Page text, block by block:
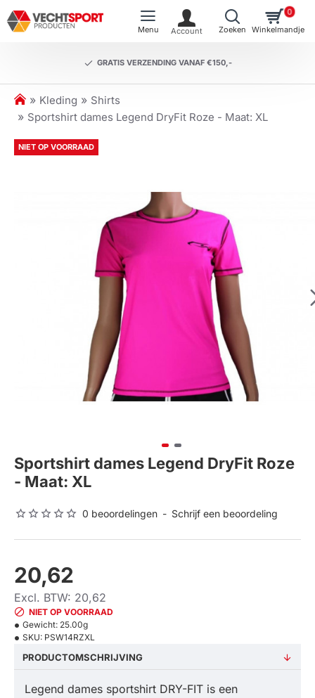
GRATIS VERZENDING VANAF €150,-
0
h
o
e
Kleding
Shirts
Sportshirt dames Legend DryFit Roze - Maat: XL
NIET OP VOORRAAD
Sportshirt dames Legend DryFit Roze
- Maat: XL
0 beoordelingen - Schrijf een beoordeling
20,62
Excl. BTW: 20,62
NIET OP VOORRAAD
Gewicht: 25.00g
SKU: PSW14RZXL
PRODUCTOMSCHRIJVING
Legend dames sportshirt DRY-FIT is een